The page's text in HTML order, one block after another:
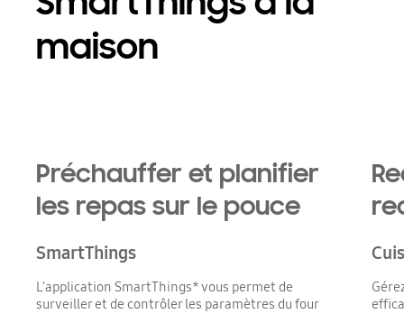
maison
Préchauffer et planifier
les repas sur le pouce
SmartThings
L'application SmartThings* vous permet de
surveiller et de contrôler les paramètres du four